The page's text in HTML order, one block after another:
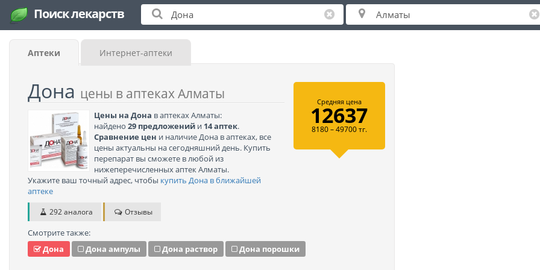
Поиск лекарств
Аптеки Интернет-аптеки
Дона цены в аптеках Алматы
Цены на Дона в аптеках Алматы:
найдено 29 предложений и 14 аптек.
Сравнение цен и наличие Дона в аптеках, все
цены актуальны на сегодняшний день. Купить
перепарат вы сможете в любой из
нижеперечисленных аптек Алматы.
Укажите ваш точный адрес, чтобы купить Дона в ближайшей
аптеке
292 аналога Отзывы
Средняя цена
12637
8180 – 49700 тг.
Смотрите также:
Дона
Дона ампулы Дона раствор Дона порошки